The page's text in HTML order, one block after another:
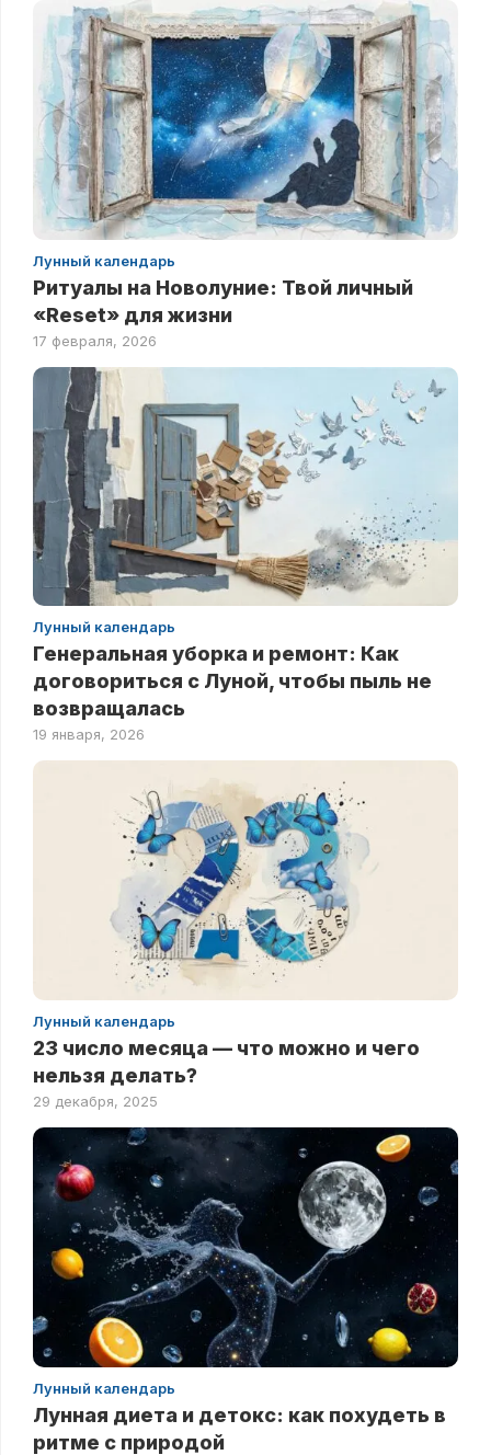
Лунный календарь
Ритуалы на Новолуние: Твой личный
«Reset» для жизни
17 февраля, 2026
Лунный календарь
Генеральная уборка и ремонт: Как
договориться с Луной, чтобы пыль не
возвращалась
19 января, 2026
Лунный календарь
23 число месяца — что можно и чего
нельзя делать?
29 декабря, 2025
Лунный календарь
Лунная диета и детокс: как похудеть в
ритме с природой